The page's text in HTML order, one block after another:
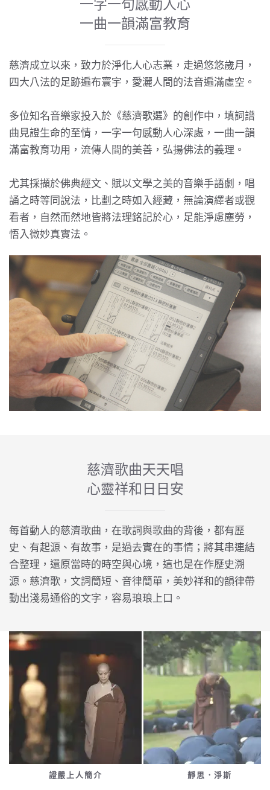
一字一句感動人心
一曲一韻滿富教育
慈濟成立以來，致力於淨化人心志業，走過悠悠歲月，
四大八法的足跡遍布寰宇，愛灑人間的法音遍滿虛空。
多位知名音樂家投入於《慈濟歌選》的創作中，填詞譜
曲見證生命的至情，一字一句感動人心深處，一曲一韻
滿富教育功用，流傳人間的美善，弘揚佛法的義理。
尤其採擷於佛典經文、賦以文學之美的音樂手語劇，唱
誦之時等同說法，比劃之時如入經藏，無論演繹者或觀
看者，自然而然地皆將法理銘記於心，足能淨慮塵勞，
悟入微妙真實法。
慈濟歌曲天天唱
心靈祥和日日安
每首動人的慈濟歌曲，在歌詞與歌曲的背後，都有歷
史、有起源、有故事，是過去實在的事情；將其串連結
合整理，還原當時的時空與心境，這也是在作歷史溯
源。慈濟歌，文詞簡短、音律簡單，美妙祥和的韻律帶
動出淺易通俗的文字，容易琅琅上口。
證嚴上人簡介 靜思．淨斯